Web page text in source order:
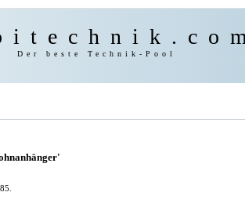
Der beste Technik-Pool